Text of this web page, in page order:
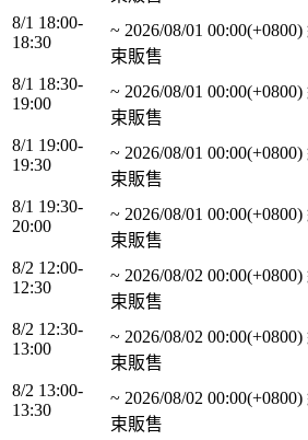
8/1 18:00-
18:30
~ 2026/08/01 00:00(+0800)
束販售
8/1 18:30-
19:00
~ 2026/08/01 00:00(+0800)
束販售
8/1 19:00-
19:30
~ 2026/08/01 00:00(+0800)
束販售
8/1 19:30-
20:00
~ 2026/08/01 00:00(+0800)
束販售
8/2 12:00-
12:30
~ 2026/08/02 00:00(+0800)
束販售
8/2 12:30-
13:00
~ 2026/08/02 00:00(+0800)
束販售
8/2 13:00-
13:30
~ 2026/08/02 00:00(+0800)
束販售